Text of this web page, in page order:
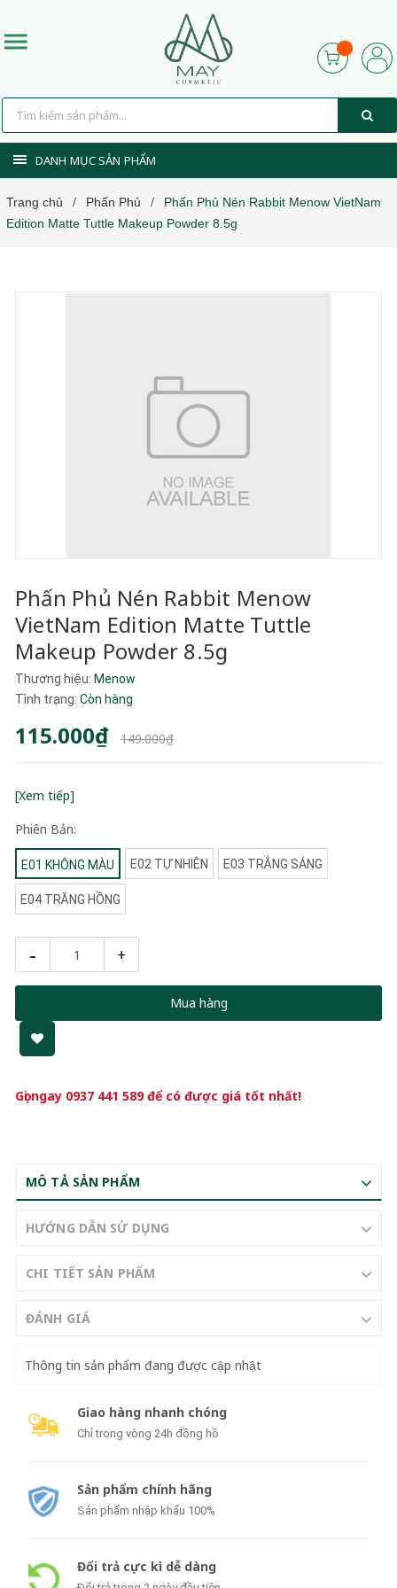
DANH MỤC SẢN PHẨM
Trang chủ / Phấn Phủ /
Phấn Phủ Nén Rabbit Menow VietNam
Edition Matte Tuttle Makeup Powder 8.5g
Phấn Phủ Nén Rabbit Menow
VietNam Edition Matte Tuttle
Makeup Powder 8.5g
Thương hiệu: Menow
Tình trạng: Còn hàng
115.000₫ 149.000₫
[Xem tiếp]
Phiên Bản:
E01 KHÔNG MÀU E02 TỰ NHIÊN E03 TRẮNG SÁNG
E04 TRẮNG HỒNG
- +
Mua hàng
Gọi ngay 0937 441 589để có được giá tốt nhất!
MÔ TẢ SẢN PHẨM
HƯỚNG DẪN SỬ DỤNG
CHI TIẾT SẢN PHẨM
ĐÁNH GIÁ
Thông tin sản phẩm đang được cập nhật
Giao hàng nhanh chóng
Chỉ trong vòng 24h đồng hồ
Sản phẩm chính hãng
Sản phẩm nhập khẩu 100%
Đổi trả cực kì dễ dàng